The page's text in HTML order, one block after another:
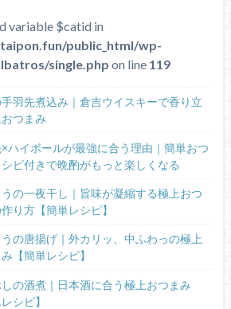
variable $catid in
public_html/wp-
single.php on line 119
羽先煮込み｜倉吉ウイスキーで香り立
つまみ
ハイボールが最強に合う理由｜簡単おつ
シピ付きで晩酌がもっと楽しくなる
の一夜干し｜旨味が凝縮する極上おつ
り方【簡単レシピ】
の唐揚げ｜外カリッ、中ふわっの極上
【簡単レシピ】
しの酒煮｜日本酒に合う極上おつまみ
シピ】